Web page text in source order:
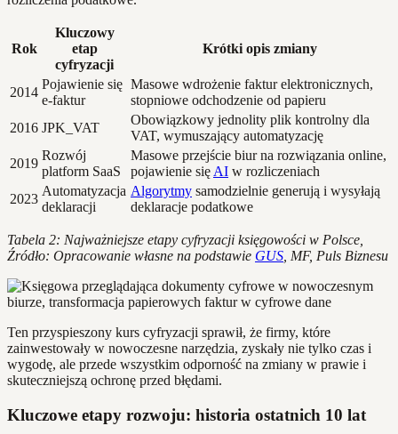
Rok
Kluczowy
etap
cyfryzacji
Krótki opis zmiany
2014
Pojawienie się
e-faktur
Masowe wdrożenie faktur elektronicznych,
stopniowe odchodzenie od papieru
2016 JPK_VAT
Obowiązkowy jednolity plik kontrolny dla
VAT, wymuszający automatyzację
2019
Rozwój
platform SaaS
Masowe przejście biur na rozwiązania online,
pojawienie się AI w rozliczeniach
2023
Automatyzacja
deklaracji
Algorytmy samodzielnie generują i wysyłają
deklaracje podatkowe
Tabela 2: Najważniejsze etapy cyfryzacji księgowości w Polsce,
Źródło: Opracowanie własne na podstawie GUS , MF, Puls Biznesu
Ten przyspieszony kurs cyfryzacji sprawił, że firmy, które
zainwestowały w nowoczesne narzędzia, zyskały nie tylko czas i
wygodę, ale przede wszystkim odporność na zmiany w prawie i
skuteczniejszą ochronę przed błędami.
Kluczowe etapy rozwoju: historia ostatnich 10 lat